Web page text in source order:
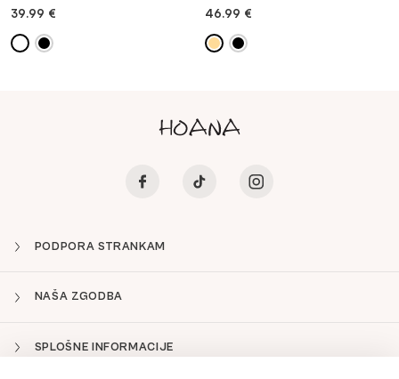
39.99 € 46.99 €
PODPORA STRANKAM
NAŠA ZGODBA
SPLOŠNE INFORMACIJE